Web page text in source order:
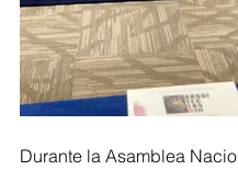
Durante la Asamblea